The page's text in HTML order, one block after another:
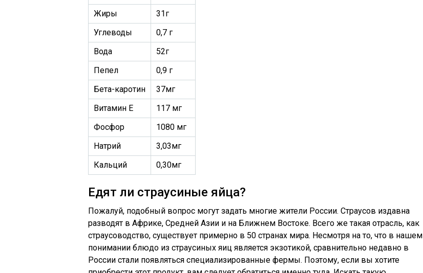
Жиры
31г
Углеводы
0,7 г
Вода
52г
Пепел
0,9 г
Бета-каротин
37мг
Витамин Е
117 мг
Фосфор
1080 мг
Натрий
3,03мг
Кальций
0,30мг
Едят ли страусиные яйца?
Пожалуй, подобный вопрос могут задать многие жители России. Страусов издавна
разводят в Африке, Средней Азии и на Ближнем Востоке. Всего же такая отрасль, как
страусоводство, существует примерно в 50 странах мира. Несмотря на то, что в нашем
понимании блюдо из страусиных яиц является экзотикой, сравнительно недавно в
России стали появляться специализированные фермы. Поэтому, если вы хотите